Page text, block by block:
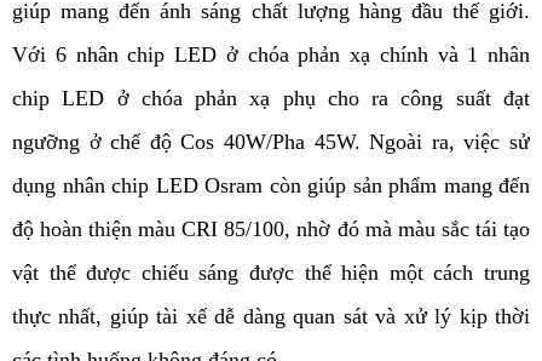
giúp mang đến ánh sáng chất lượng hàng đầu thế giới.
Với 6 nhân chip LED ở chóa phản xạ chính và 1 nhân
chip LED ở chóa phản xạ phụ cho ra công suất đạt
ngưỡng ở chế độ Cos 40W/Pha 45W. Ngoài ra, việc sử
dụng nhân chip LED Osram còn giúp sản phẩm mang đến
độ hoàn thiện màu CRI 85/100, nhờ đó mà màu sắc tái tạo
vật thể được chiếu sáng được thể hiện một cách trung
thực nhất, giúp tài xế dễ dàng quan sát và xử lý kịp thời